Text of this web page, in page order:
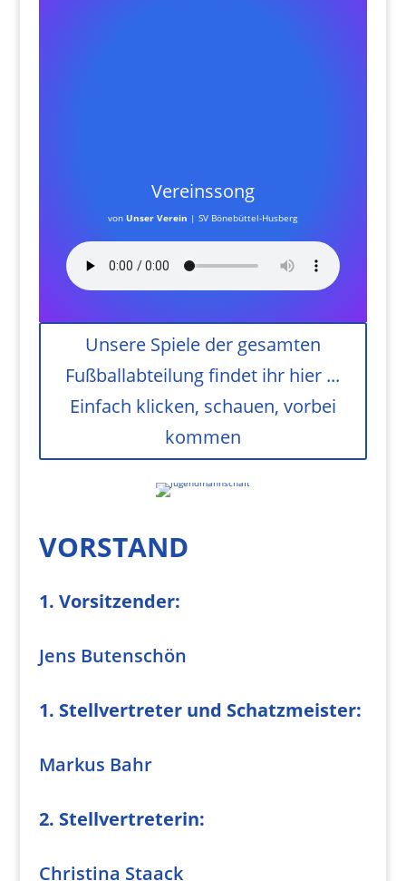
Vereinssong
vonUnser Verein |SV Bönebüttel-Husberg
Unsere Spiele der gesamten
Fußballabteilung findet ihr hier ...
Einfach klicken, schauen, vorbei
kommen
VORSTAND
1. Vorsitzender:
Jens Butenschön
1. Stellvertreter und Schatzmeister:
Markus Bahr
2. Stellvertreterin:
Christina Staack